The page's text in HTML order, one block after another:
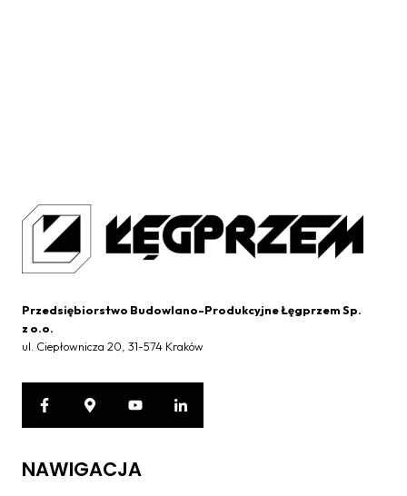
Przedsiębiorstwo Budowlano-Produkcyjne Łęgprzem Sp.
z o.o.
ul. Ciepłownicza 20, 31-574 Kraków
NAWIGACJA